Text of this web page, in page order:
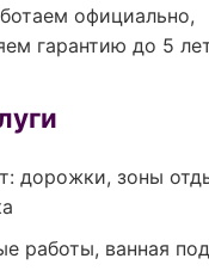
официально,
гарантию до 5
дорожки, зоны
работы, ванная